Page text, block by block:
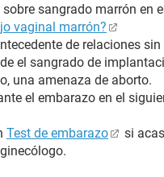
sangrado marrón en
vaginal marrón?
de relaciones
el sangrado de
una amenaza de aborto.
el embarazo en el
Test de embarazo
si